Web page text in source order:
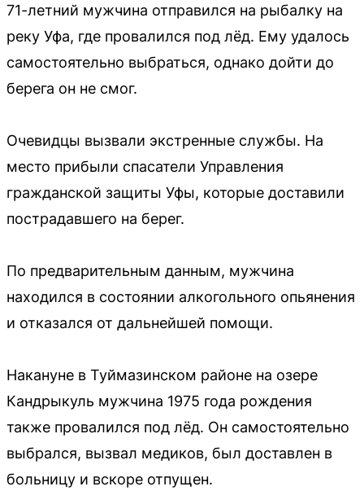
71-летний мужчина отправился на рыбалку на
реку Уфа, где провалился под лёд. Ему удалось
самостоятельно выбраться, однако дойти до
берега он не смог.
Очевидцы вызвали экстренные службы. На
место прибыли спасатели Управления
гражданской защиты Уфы, которые доставили
пострадавшего на берег.
По предварительным данным, мужчина
находился в состоянии алкогольного опьянения
и отказался от дальнейшей помощи.
Накануне в Туймазинском районе на озере
Кандрыкуль мужчина 1975 года рождения
также провалился под лёд. Он самостоятельно
выбрался, вызвал медиков, был доставлен в
больницу и вскоре отпущен.